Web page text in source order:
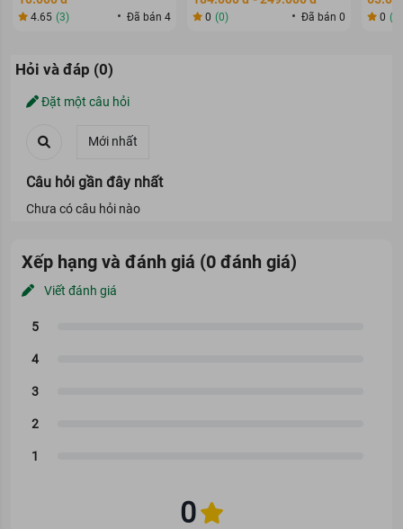
Hasaki
kháng viêm cực tốt cho da mụn nhạy cảm
với chất serum lỏng, thẩm thấu nhanh trên da, không gây nhờn
dính khó chịu. Ngoài chiết xuất cây phỉ 75%, serum này còn
4.65 (3) Đã bán 4 0 (0) Đã bán 0 0 (0)
Hỏi và đáp (0)
Đặt một câu hỏi
Câu hỏi gần đây nhất
Chưa có câu hỏi nào
Xếp hạng và đánh giá (0 đánh giá)
Viết đánh giá
0